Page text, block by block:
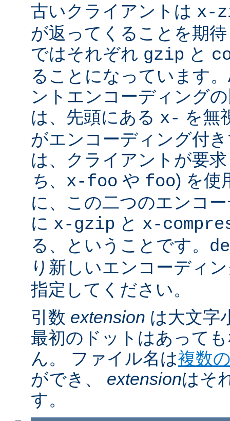
古いクライアントは x-
が返ってくることを期
ではそれぞれ gzip と
ることになっています
ントエンコーディング
は、先頭にある x- を無
がエンコーディング付
は、クライアントが要
ち、 x-foo や foo) を使
に、この二つのエンコ
に x-gzip と x-
る、ということです。
り新しいエンコーディ
指定してください。
引数 extension は大文字
最初のドットはあって
ん。 ファイル名は複数
ができ、 extensionはそ
す。